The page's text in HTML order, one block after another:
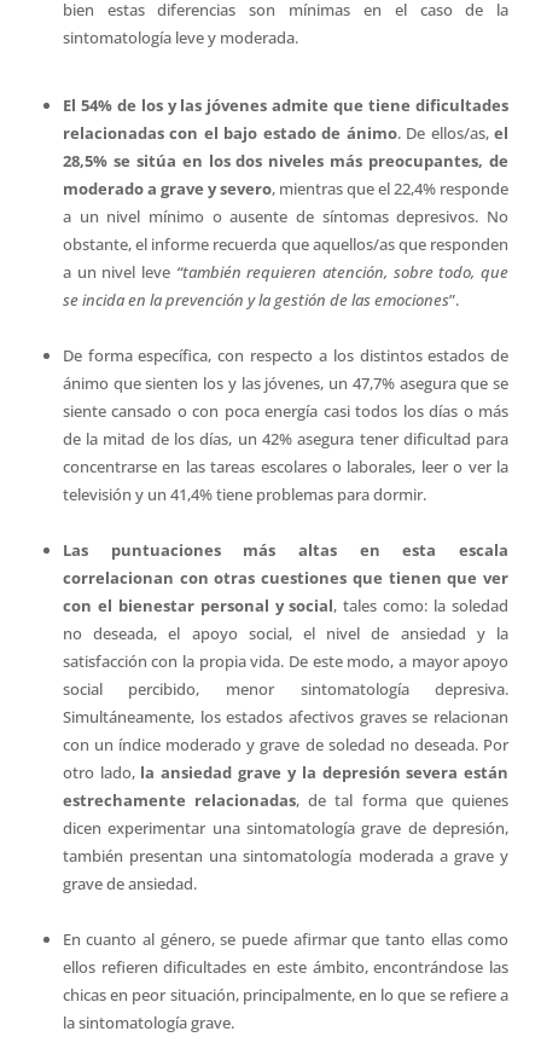
bien estas diferencias son mínimas en el caso de la
sintomatología leve y moderada.
El 54% de los y las jóvenes admite que tiene dificultades
relacionadas con el bajo estado de ánimo. De ellos/as,el
28,5% se sitúa en los dos niveles más preocupantes, de
moderado a grave y severo, mientras que el 22,4% responde
a un nivel mínimo o ausente de síntomas depresivos. No
obstante, el informe recuerda que aquellos/as que responden
a un nivel leve “también requieren atención, sobre todo, que
se incida en la prevención y la gestión de las emociones”.
De forma específica, con respecto a los distintos estados de
ánimo que sienten los y las jóvenes, un 47,7% asegura que se
siente cansado o con poca energía casi todos los días o más
de la mitad de los días, un 42% asegura tener dificultad para
concentrarse en las tareas escolares o laborales, leer o ver la
televisión y un 41,4% tiene problemas para dormir.
Las puntuaciones más altas en esta escala
correlacionan con otras cuestiones que tienen que ver
con el bienestar personal y social, tales como: la soledad
no deseada, el apoyo social, el nivel de ansiedad y la
satisfacción con la propia vida. De este modo, a mayor apoyo
social percibido, menor sintomatología depresiva.
Simultáneamente, los estados afectivos graves se relacionan
con un índice moderado y grave de soledad no deseada. Por
otro lado, la ansiedad grave y la depresión severa están
estrechamente relacionadas, de tal forma que quienes
dicen experimentar una sintomatología grave de depresión,
también presentan una sintomatología moderada a grave y
grave de ansiedad.
En cuanto al género, se puede afirmar que tanto ellas como
ellos refieren dificultades en este ámbito, encontrándose las
chicas en peor situación, principalmente, en lo que se refiere a
la sintomatología grave.